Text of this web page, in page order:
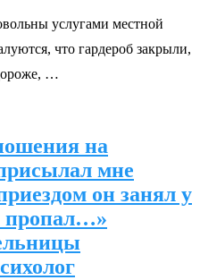
услугами местной
что гардероб закрыли,
…
на
мне
он занял у
пропал…»